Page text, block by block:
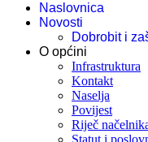
Naslovnica
Novosti
Dobrobit i
O općini
Infrastruktura
Kontakt
Naselja
Povijest
Riječ
Statut i